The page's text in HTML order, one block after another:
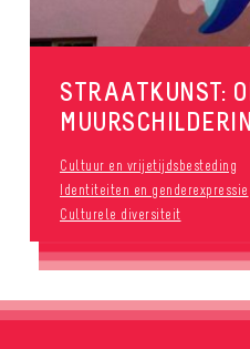
STRAATKUNST:
Cultuur en vrijetijdsbesteding
Identiteiten en genderexpressie
Culturele diversiteit